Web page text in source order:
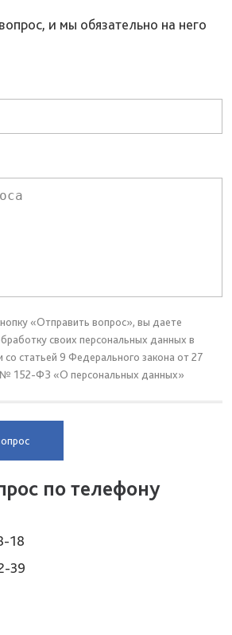
и мы обязательно на него
«Отправить вопрос», вы даете
своих персональных данных в
со статьей 9 Федерального закона от 27
152-ФЗ «О персональных данных»
по телефону
18
39